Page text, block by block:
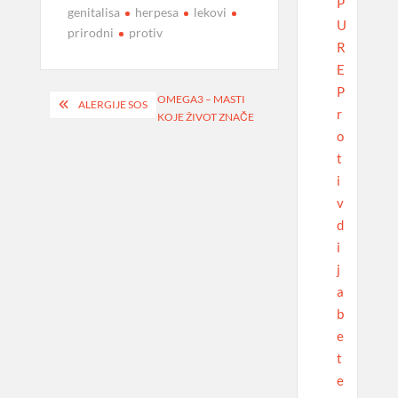
genitalisa herpesa
lekovi
prirodni
protiv
Navigacija
ALERGIJE SOS
OMEGA3 – MASTI
KOJE ŽIVOT ZNAČE
U
R
E
P
r
o
t
i
v
d
i
j
a
b
e
t
e